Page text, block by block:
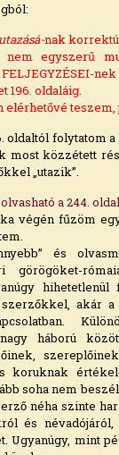
nak
egyszerű
FELJEGYZÉSEI-
196. oldaláig.
elérhetővé
oldaltól folytatom
most közzétett
„utazik”.
a 244.
végén fűzöm
és
görögöket-
hihetetlenül
akár
háború
koruknak
soha nem
néha szinte
és
Ugyanúgy, mint